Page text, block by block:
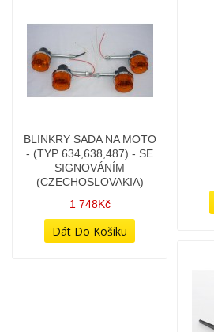
BLINKRY SADA NA MOTO
- (TYP 634,638,487) - SE
SIGNOVÁNÍM
(CZECHOSLOVAKIA)
1 748Kč